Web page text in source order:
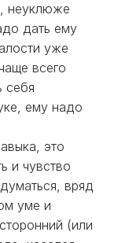
неуклюже
дать ему
уже
всего
себя
ему надо
это
и чувство
вряд
уме и
(или